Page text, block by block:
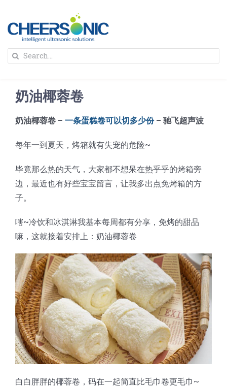
content
解决方案
圆蛋糕切割机
蛋糕切片机
三角蛋糕切割机
奶酪切片
块状奶酪切片
条状奶酪切片
挤出奶酪切片
披萨切割机
三明治切割机
寿司切割机
面团
常温面团切割
冷冻面团切割
糕点/糖果
牛轧糖切割
阿胶糕切片
宠物食品
超声波设备
公司新闻
人才招聘
联系我们
Search
奶油椰蓉卷
奶油椰蓉卷 – 一条蛋糕卷可以切多少份– 驰飞超声波
每年一到夏天，烤箱就有失宠的危险~
毕竟那么热的天气，大家都不想呆在热乎乎的烤箱旁
边，最近也有好些宝宝留言，让我多出点免烤箱的方
子。
嗐~冷饮和冰淇淋我基本每周都有分享，免烤的甜品
嘛，这就接着安排上：奶油椰蓉卷
白白胖胖的椰蓉卷，码在一起简直比毛巾卷更毛巾~